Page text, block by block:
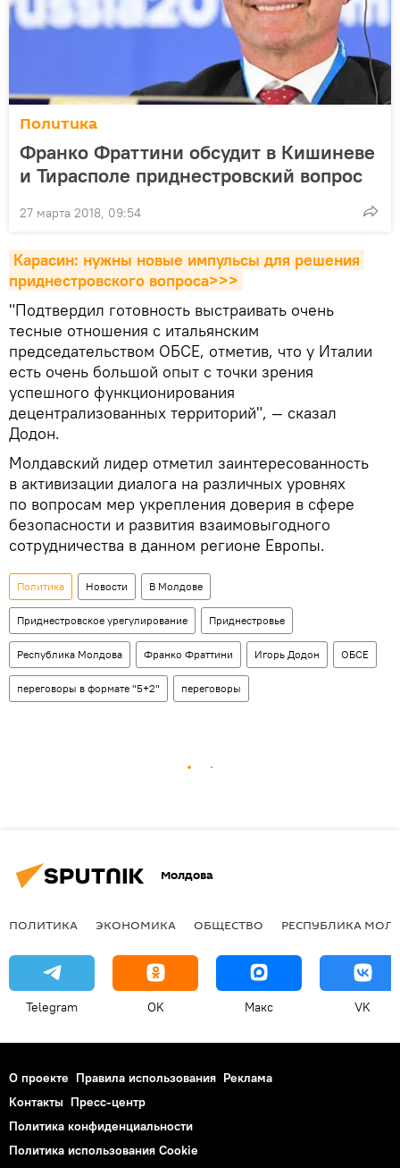
Политика
Франко Фраттини обсудит в Кишиневе
и Тирасполе приднестровский вопрос
27 марта 2018, 09:54
Карасин: нужны новые импульсы для решения
приднестровского вопроса>>>
"Подтвердил готовность выстраивать очень
тесные отношения с итальянским
председательством ОБСЕ, отметив, что у Италии
есть очень большой опыт с точки зрения
успешного функционирования
децентрализованных территорий", — сказал
Додон.
Молдавский лидер отметил заинтересованность
в активизации диалога на различных уровнях
по вопросам мер укрепления доверия в сфере
безопасности и развития взаимовыгодного
сотрудничества в данном регионе Европы.
Политика Новости В Молдове
Приднестровское урегулирование Приднестровье
Республика Молдова Франко Фраттини Игорь Додон ОБСЕ
переговоры в формате "5+2" переговоры
Молдова
ПОЛИТИКА ЭКОНОМИКА ОБЩЕСТВО РЕСПУБЛИКА
Telegram OK Макс VK
О проекте Правила использования Реклама
Контакты Пресс-центр
Политика конфиденциальности
Политика использования Cookie